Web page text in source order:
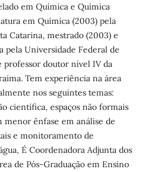
em Química e Química
em Química (2003) pela
Catarina, mestrado (2003) e
pela Universidade Federal de
professor doutor nível IV da
Tem experiência na área
nos seguintes temas:
científica, espaços não formais
menor ênfase em análise de
e monitoramento de
É Coordenadora Adjunta dos
de Pós-Graduação em Ensino